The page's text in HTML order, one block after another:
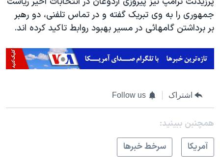
جمهوری را به وی تبریک گفته و در تماس تلفنی، دو رهبر
بر برداشتن گامهائی در مسیر بهبود روابط تاکید کرده اند.
اشتراک Follow us
همچنبن ببینید:
آمريکا
سرخط خبرها